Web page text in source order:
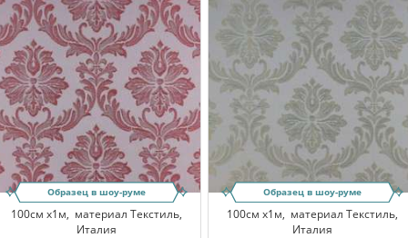
Образец в шоу-руме
100см x1м, материал Текстиль,
Италия
Образец в шоу-руме
100см x1м, материал Текстиль,
Италия